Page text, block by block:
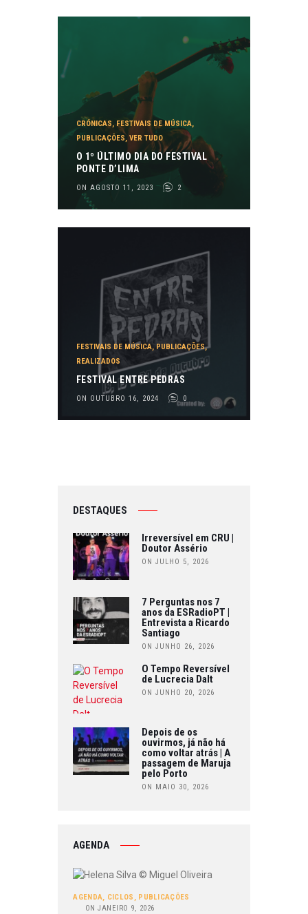
CRÓNICAS, FESTIVAIS DE MÚSICA,
PUBLICAÇÕES, VER TUDO
O 1º ÚLTIMO DIA DO FESTIVAL
PONTE D’LIMA
ON AGOSTO 11, 2023 2
FESTIVAIS DE MÚSICA, PUBLICAÇÕES,
REALIZADOS
FESTIVAL ENTRE PEDRAS
ON OUTUBRO 16, 2024 0
DESTAQUES
Irreversível em CRU |
Doutor Assério
ON JULHO 5, 2026
7 Perguntas nos 7
anos da ESRadioPT |
Entrevista a Ricardo
Santiago
ON JUNHO 26, 2026
O Tempo Reversível
de Lucrecia Dalt
ON JUNHO 20, 2026
Depois de os
ouvirmos, já não há
como voltar atrás | A
passagem de Maruja
pelo Porto
ON MAIO 30, 2026
AGENDA
AGENDA, CICLOS , PUBLICAÇÕES
ON JANEIRO 9, 2026